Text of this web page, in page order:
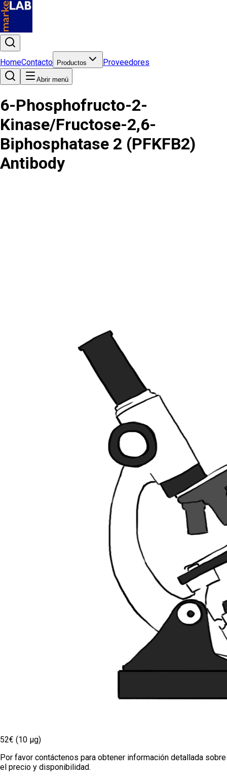
HomeContacto Productos Proveedores
Abrir menú
6-Phosphofructo-2-
Kinase/Fructose-2,6-
Biphosphatase 2 (PFKFB2)
Antibody
52€ (10 µg)
Por favor contáctenos para obtener información detallada sobre
el precio y disponibilidad.